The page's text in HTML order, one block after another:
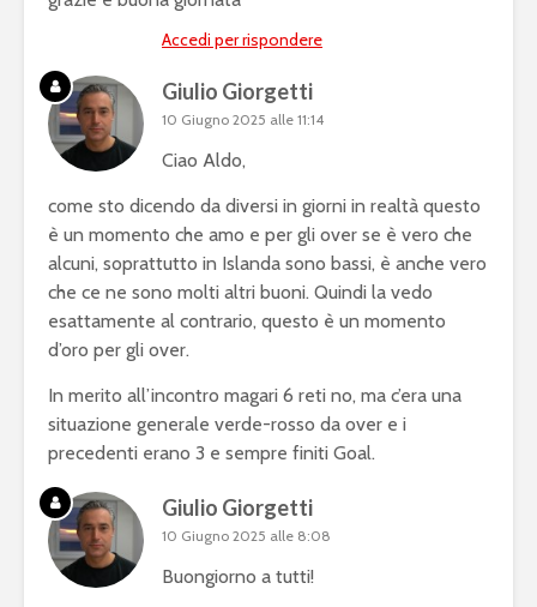
Accedi per rispondere
Giulio Giorgetti
10 Giugno 2025 alle 11:14
Ciao Aldo,
come sto dicendo da diversi in giorni in realtà questo
è un momento che amo e per gli over se è vero che
alcuni, soprattutto in Islanda sono bassi, è anche vero
che ce ne sono molti altri buoni. Quindi la vedo
esattamente al contrario, questo è un momento
d’oro per gli over.
In merito all’incontro magari 6 reti no, ma c’era una
situazione generale verde-rosso da over e i
precedenti erano 3 e sempre finiti Goal.
Giulio Giorgetti
10 Giugno 2025 alle 8:08
Buongiorno a tutti!